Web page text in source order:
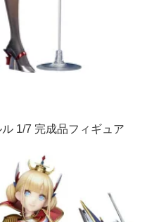
1/7 完成品フィギュア